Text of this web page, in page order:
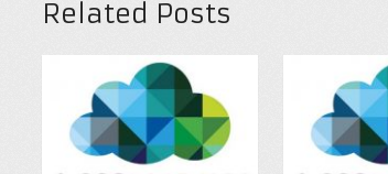
Related Posts